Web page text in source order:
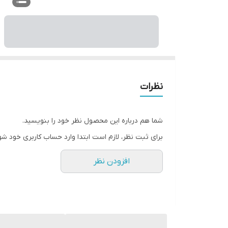
نظرات
شما هم درباره این محصول نظر خود را بنویسید.
برای ثبت نظر، لازم است ابتدا وارد حساب کاربری خود
افزودن نظر